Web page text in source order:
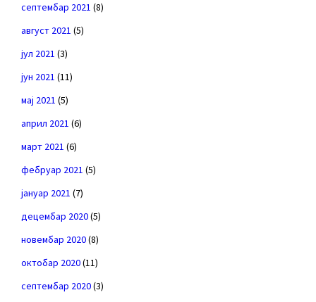
септембар 2021 (8)
август 2021 (5)
јул 2021 (3)
јун 2021 (11)
мај 2021 (5)
април 2021 (6)
март 2021 (6)
фебруар 2021 (5)
јануар 2021 (7)
децембар 2020(5)
новембар 2020(8)
октобар 2020(11)
септембар 2020(3)